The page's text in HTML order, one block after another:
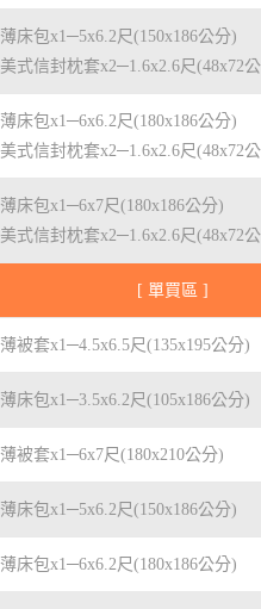
薄床包x1─5x6.2尺(150x186公分)
美式信封枕套x2─1.6x2.6尺(48x72
薄床包x1─6x6.2尺(180x186公分)
美式信封枕套x2─1.6x2.6尺(48x72
薄床包x1─6x7尺(180x186公分)
美式信封枕套x2─1.6x2.6尺(48x72
[ 單買區 ]
薄被套x1─4.5x6.5尺(135x195公分)
薄床包x1─3.5x6.2尺(105x186公分)
薄被套x1─6x7尺(180x210公分)
薄床包x1─5x6.2尺(150x186公分)
薄床包x1─6x6.2尺(180x186公分)